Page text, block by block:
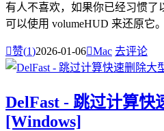
有人不喜欢，如果你已经习惯了
可以使用 volumeHUD 来还原它。
赞(1)2026-01-06Mac 去评论
DelFast - 跳过计算快
[Windows]